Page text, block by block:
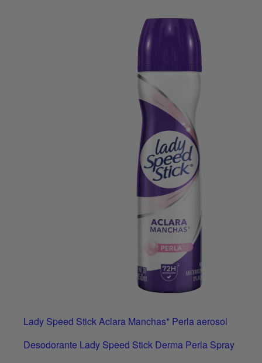
Lady Speed Stick Aclara Manchas* Perla aerosol
Desodorante Lady Speed Stick Derma Perla Spray